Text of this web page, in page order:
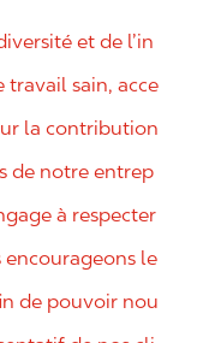
et de l’in
travail sain, acce
la contribution
de notre entrep
à respecter
le
de pouvoir nou